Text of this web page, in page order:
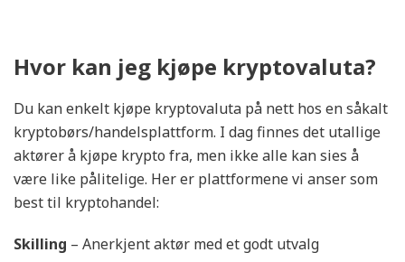
Hvor kan jeg kjøpe kryptovaluta?
Du kan enkelt kjøpe kryptovaluta på nett hos en såkalt
kryptobørs/handelsplattform. I dag finnes det utallige
aktører å kjøpe krypto fra, men ikke alle kan sies å
være like pålitelige. Her er plattformene vi anser som
best til kryptohandel:
Skilling – Anerkjent aktør med et godt utvalg